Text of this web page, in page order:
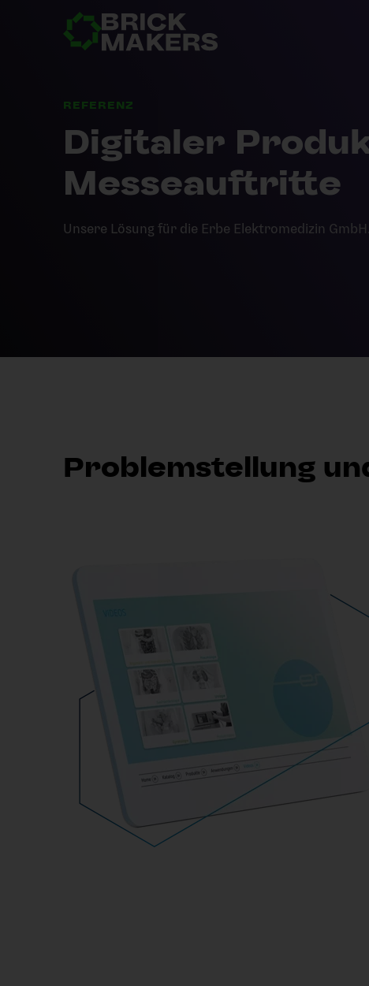
REFERENZ
Digitaler
Messeauftritte
Unsere Lösung für die Erbe Elektromedizin GmbH.
Problemstellung